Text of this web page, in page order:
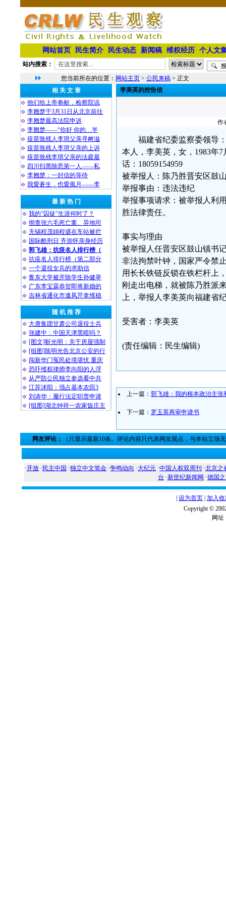
网站首页 民生简介 民生动态 新闻稿 维权经历 个人文
站内搜索：
您当前所在的位置： 网站主页 > 公民来稿 > 正文
相 关 文 章
他们给上帝奉献，检察院说
李翘楚于3月31日从北京前往
李翘楚最高法院申诉
李翘楚——“你好 你的…半
疫苗致残人李琪父亲寻衅滋
疫苗致残人李琪父亲的上诉
疫苗致残李琪父亲的法庭最
四川扫黑除恶第一人——私
李翘楚：一封信的等待
我愛蒼生，也愛風月——李
最 新 热 门
我的“囚徒”生涯何时了？
彻查张六毛死亡案、异地司
无锡程茂娟程盛在车站被拦
国际酷刑日 齐崇怀亲身经历
郭飞雄：抗疫名人排行榜（
抗疫名人排行榜（第二部分
一个退役女兵的求助信
鲁东大学被开除学生孙健举
广东李宝霖恭贺即将新婚的
吉林省通化市逢凤芹拿维稳
随 机 推 荐
大唐集团甘肃公司退役士兵
张建中：中国天津黑暗吗？
[图文]靳光明：关于房屋强制
[组图]陈明光告北京公安的行
闯新华门冤民处境堪忧 重庆
恐吓维权律师李向阳的人浮
从严防公民独立参选看中共
江苏沭阳：强占基本农田3
刘涛华：履行法定职责申请
[组图]湖北钟祥一农家饭庄主
李美英的控告信
作
福建省纪委监察委领导
本人，李美英，女，1983年
话：18059154959
被举报人：陈乃胜晋安区鼓
举报事由：违法违纪
举报事项请求：被举报人利
胜法律责任。
事实与理由
被举报人任晋安区鼓山镇书
非法拘禁叶钟，国家严令禁
用长长铁链反锁在铁栏杆上
刚走出电梯，就被陈乃胜派
上，举报人李美英向福建省
受害者：李美英
(责任编辑：民生编辑)
上一篇： 郭飞雄：我的根本政治主
下一篇： 罗玉英再审申请书
网友评论： （只显示最新10条。评论内容只代表网友观点，与本站立场
·开放 · 民主中国 ·独立中文笔会 ·争鸣动向 ·大纪元 ·中国人权双周刊 ·北京之
台 ·新世纪新闻网 ·德国
设为首页 加入
Copyright ©
网址